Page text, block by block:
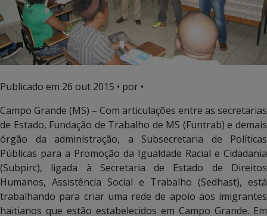
Publicado em 26 out 2015 • por •
Campo Grande (MS) – Com articulações entre as secretarias
de Estado, Fundação de Trabalho de MS (Funtrab) e demais
órgão da administração, a Subsecretaria de Políticas
Públicas para a Promoção da Igualdade Racial e Cidadania
(Subpirc), ligada à Secretaria de Estado de Direitos
Humanos, Assistência Social e Trabalho (Sedhast), está
trabalhando para criar uma rede de apoio aos imigrantes
haitianos que estão estabelecidos em Campo Grande. Em